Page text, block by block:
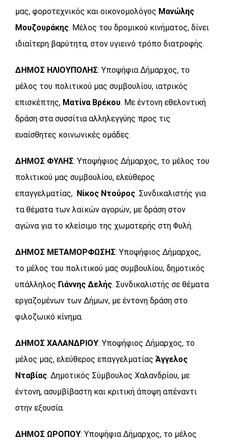
μας, φοροτεχνικός και οικονομολόγος Μανώλης
Μουζουράκης. Μέλος του δρομικού κινήματος, δίνει
ιδιαίτερη βαρύτητα, στον υγιεινό τρόπο διατροφής.
ΔΗΜΟΣ ΗΛΙΟΥΠΟΛΗΣ: Υποψήφια Δήμαρχος, το
μέλος του πολιτικού μας συμβουλίου, ιατρικός
επισκέπτης, Ματίνα Βρέκου. Με έντονη εθελοντική
δράση στα συσσίτια αλληλεγγύης προς τις
ευαίσθητες κοινωνικές ομάδες.
ΔΗΜΟΣ ΦΥΛΗΣ: Υποψήφιος Δήμαρχος, το μέλος του
πολιτικού μας συμβουλίου, ελεύθερος
επαγγελματίας, Νίκος Ντούρος. Συνδικαλιστής για
τα θέματα των λαϊκών αγορών, με δράση στον
αγώνα για το κλείσιμο της χωματερής στη Φυλή.
ΔΗΜΟΣ ΜΕΤΑΜΟΡΦΩΣΗΣ: Υποψήφιος Δήμαρχος,
το μέλος του πολιτικού μας συμβουλίου, δημοτικός
υπάλληλος Γιάννης Δελής. Συνδικαλιστής σε θέματα
εργαζομένων των Δήμων, με έντονη δράση στο
φιλοζωικό κίνημα.
ΔΗΜΟΣ ΧΑΛΑΝΔΡΙΟΥ: Υποψήφιος Δήμαρχος, το
μέλος μας, ελεύθερος επαγγελματίας Άγγελος
Νταβίας. Δημοτικός Σύμβουλος Χαλανδρίου, με
έντονη, ασυμβίβαστη και κριτική άποψη απέναντι
στην εξουσία.
ΔΗΜΟΣ ΩΡΟΠΟΥ: Υποψήφια Δήμαρχος, το μέλος